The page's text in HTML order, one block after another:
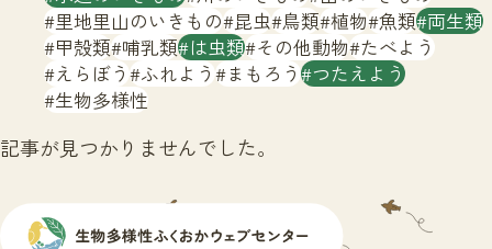
サイトマップ
里地里山のいきもの 昆虫 鳥類 植物 魚類 両生類
甲殻類 哺乳類 は虫類 その他動物 たべよう
えらぼう ふれよう まもろう つたえよう
生物多様性
記事が見つかりませんでした。